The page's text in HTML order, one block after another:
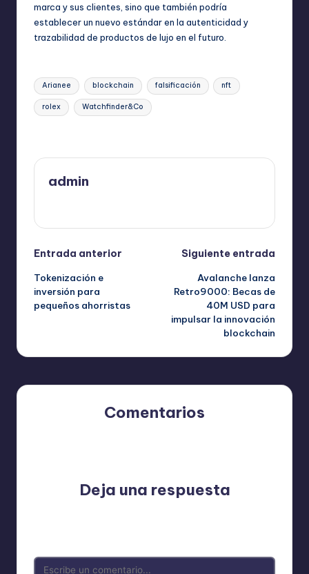
marca y sus clientes, sino que también podría
establecer un nuevo estándar en la autenticidad y
trazabilidad de productos de lujo en el futuro.
Etiquetas:
Arianee blockchain falsificación nft
rolex Watchfinder&Co
admin
Navegación
de
entradas
Entrada anterior
Tokenización e
inversión para
pequeños ahorristas
Siguiente entrada
Avalanche lanza
Retro9000: Becas de
40M USD para
impulsar la innovación
blockchain
Comentarios
Deja una respuesta